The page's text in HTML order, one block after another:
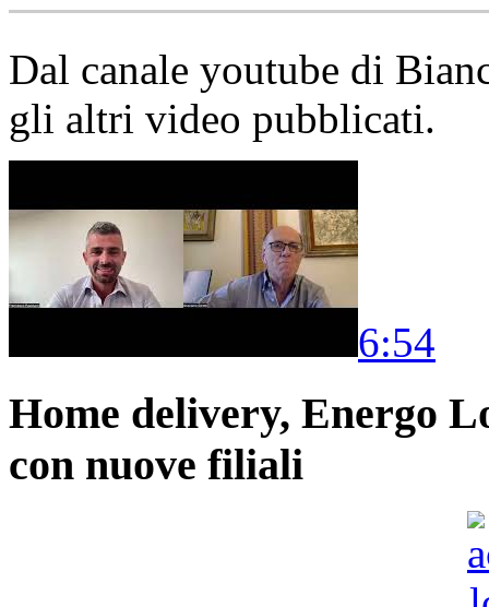
Dal canale youtube di
gli altri video pubblicati.
6:54
Home delivery, Energo
con nuove filiali